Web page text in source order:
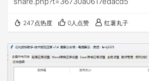
247点热度 0人点赞 红薯丸子